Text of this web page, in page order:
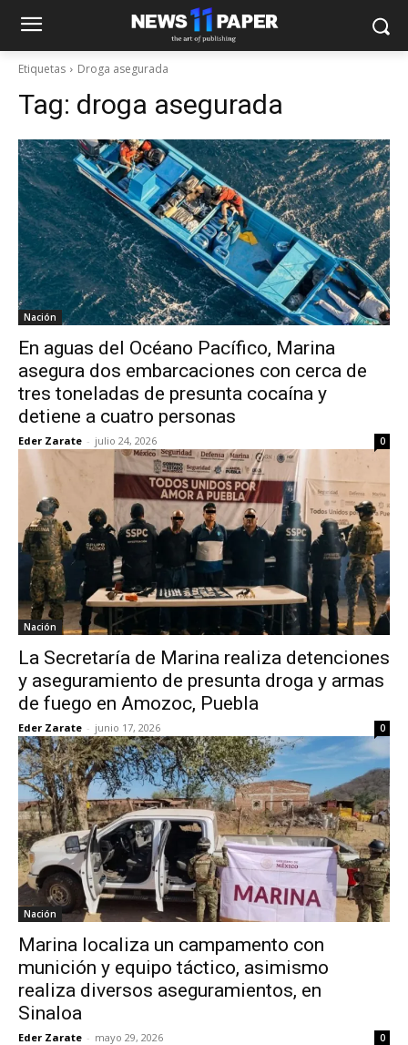
Etiquetas Droga asegurada
Tag: droga asegurada
Nación
En aguas del Océano Pacífico, Marina
asegura dos embarcaciones con cerca de
tres toneladas de presunta cocaína y
detiene a cuatro personas
Eder Zarate - julio 24, 2026 0
Nación
La Secretaría de Marina realiza detenciones
y aseguramiento de presunta droga y armas
de fuego en Amozoc, Puebla
Eder Zarate - junio 17, 2026 0
Nación
Marina localiza un campamento con
munición y equipo táctico, asimismo
realiza diversos aseguramientos, en
Sinaloa
Eder Zarate - mayo 29, 2026 0